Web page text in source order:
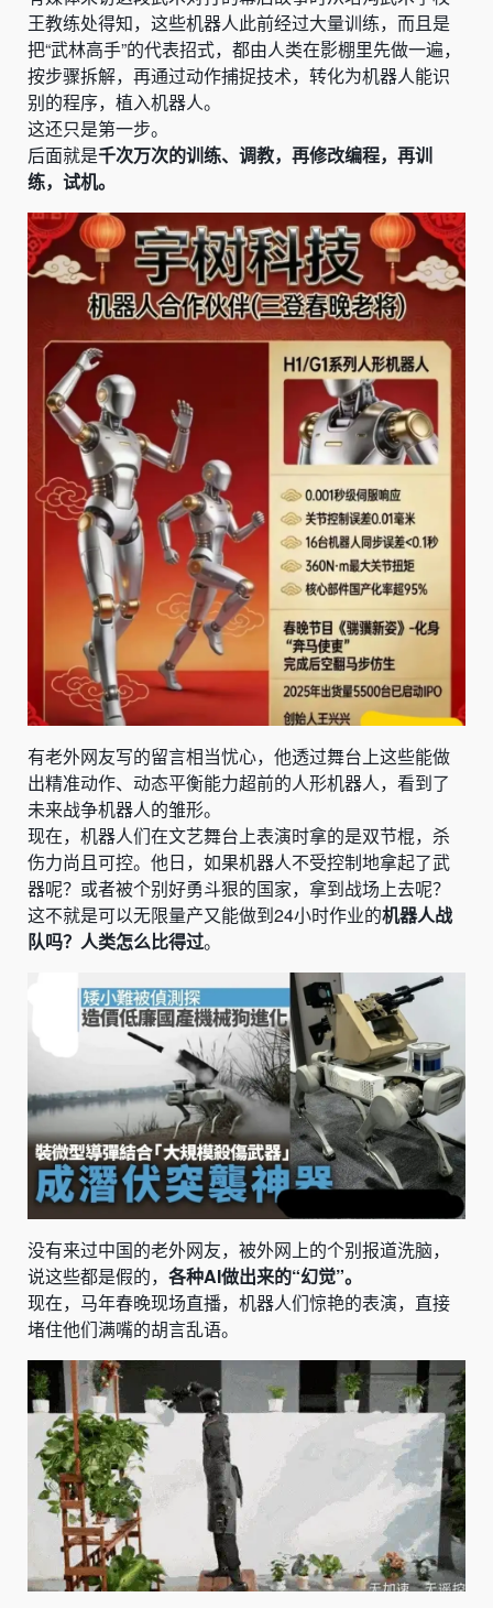
王教练处得知，这些机器人此前经过大量训练，而且是
把“武林高手”的代表招式，都由人类在影棚里先做一遍，
按步骤拆解，再通过动作捕捉技术，转化为机器人能识
别的程序，植入机器人。
这还只是第一步。
后面就是千次万次的训练、调教，再修改编程，再训
练，试机。
有老外网友写的留言相当忧心，他透过舞台上这些能做
出精准动作、动态平衡能力超前的人形机器人，看到了
未来战争机器人的雏形。
现在，机器人们在文艺舞台上表演时拿的是双节棍，杀
伤力尚且可控。他日，如果机器人不受控制地拿起了武
器呢？或者被个别好勇斗狠的国家，拿到战场上去呢？
这不就是可以无限量产又能做到24小时作业的机器人战
队吗？人类怎么比得过。
没有来过中国的老外网友，被外网上的个别报道洗脑，
说这些都是假的， 各种AI做出来的“幻觉”。
现在，马年春晚现场直播，机器人们惊艳的表演，直接
堵住他们满嘴的胡言乱语。